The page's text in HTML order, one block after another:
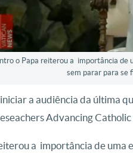
o Papa reiterou a importância de
sem parar para se
a audiência da última
Advancing
a importância de uma